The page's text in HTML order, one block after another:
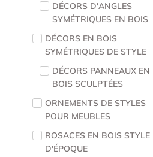
DÉCORS D'ANGLES
SYMÉTRIQUES EN BOIS
DÉCORS EN BOIS
SYMÉTRIQUES DE STYLE
DÉCORS PANNEAUX EN
BOIS SCULPTÉES
ORNEMENTS DE STYLES
POUR MEUBLES
ROSACES EN BOIS STYLE
D'ÉPOQUE